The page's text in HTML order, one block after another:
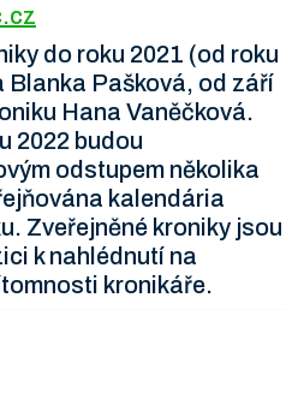
do roku 2021 (od roku
Blanka Pašková, od září
Hana Vaněčková.
2022 budou
odstupem několika
kalendária
Zveřejněné kroniky jsou
k nahlédnutí na
kronikáře.